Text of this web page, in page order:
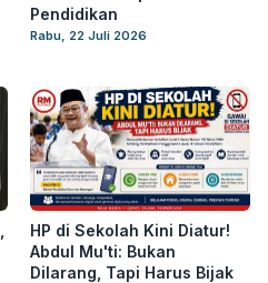
Pendidikan
Rabu, 22 Juli 2026
HP di Sekolah Kini Diatur!
Abdul Mu'ti: Bukan
Dilarang, Tapi Harus Bijak